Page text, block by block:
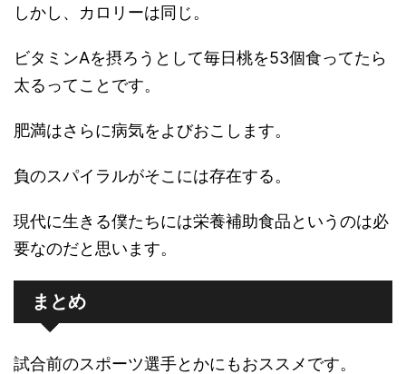
しかし、カロリーは同じ。
ビタミンAを摂ろうとして毎日桃を53個食ってたら
太るってことです。
肥満はさらに病気をよびおこします。
負のスパイラルがそこには存在する。
現代に生きる僕たちには栄養補助食品というのは必
要なのだと思います。
まとめ
試合前のスポーツ選手とかにもおススメです。